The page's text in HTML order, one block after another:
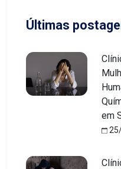
Últimas
em